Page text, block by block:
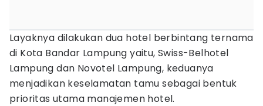
Layaknya dilakukan dua hotel berbintang ternama
di Kota Bandar Lampung yaitu, Swiss-Belhotel
Lampung dan Novotel Lampung, keduanya
menjadikan keselamatan tamu sebagai bentuk
prioritas utama manajemen hotel.